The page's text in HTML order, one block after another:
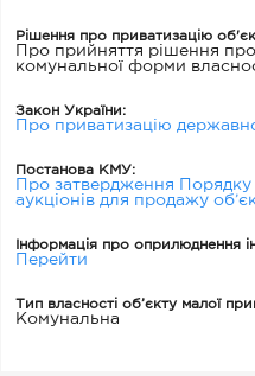
Рішення про приватизацію
Про прийняття рішення
комунальної форми
Закон України:
Про приватизацію
Постанова КМУ:
Про затвердження
аукціонів для продажу
Інформація про оприлюднення
Перейти
Тип власності об’єкту малої
Комунальна